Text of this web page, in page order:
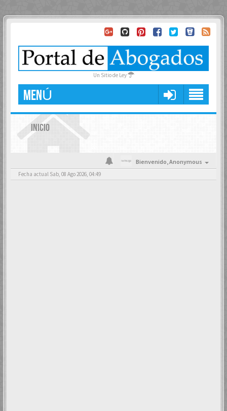
Un Sitio de Ley
MENÚ
INICIO
Bienvenido,Anonymous
Fecha actual Sab, 08 Ago 2026, 04:49